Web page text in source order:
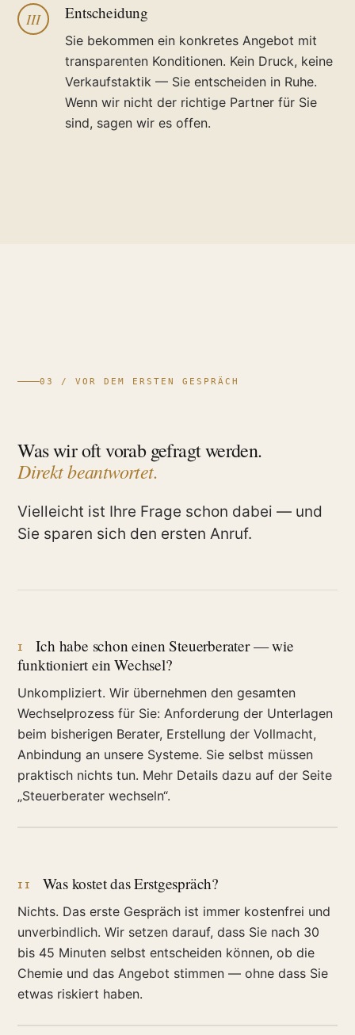
III Entscheidung
Sie bekommen ein konkretes Angebot mit
transparenten Konditionen. Kein Druck, keine
Verkaufstaktik — Sie entscheiden in Ruhe.
Wenn wir nicht der richtige Partner für Sie
sind, sagen wir es offen.
03 / VOR DEM ERSTEN GESPRÄCH
Was wir oft vorab gefragt werden.
Direkt beantwortet.
Vielleicht ist Ihre Frage schon dabei — und
Sie sparen sich den ersten Anruf.
I
Ich habe schon einen Steuerberater — wie
funktioniert ein Wechsel?
Unkompliziert. Wir übernehmen den gesamten
Wechselprozess für Sie: Anforderung der Unterlagen
beim bisherigen Berater, Erstellung der Vollmacht,
Anbindung an unsere Systeme. Sie selbst müssen
praktisch nichts tun. Mehr Details dazu auf der Seite
„Steuerberater wechseln“.
II Was kostet das Erstgespräch?
Nichts. Das erste Gespräch ist immer kostenfrei und
unverbindlich. Wir setzen darauf, dass Sie nach 30
bis 45 Minuten selbst entscheiden können, ob die
Chemie und das Angebot stimmen — ohne dass Sie
etwas riskiert haben.